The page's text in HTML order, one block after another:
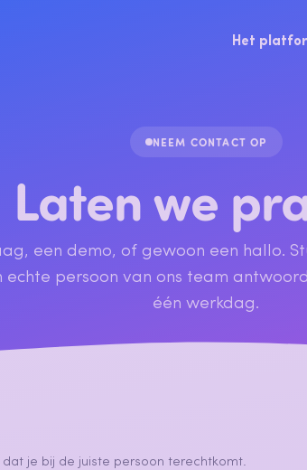
Het
NEEM CONTACT OP
Laten we
een demo, of gewoon een hallo.
echte persoon van ons team
één werkdag.
je bij de juiste persoon terechtkomt.